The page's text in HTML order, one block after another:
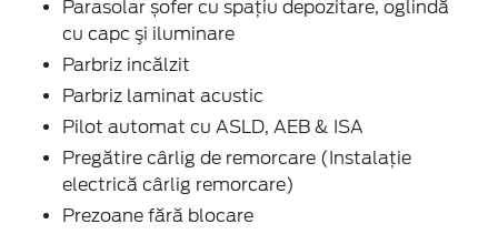
Parasolar șofer cu spațiu depozitare, oglindă
cu capc şi iluminare
Parbriz incălzit
Parbriz laminat acustic
Pilot automat cu ASLD, AEB & ISA
Pregătire cârlig de remorcare (Instalație
electrică cârlig remorcare)
Prezoane fără blocare